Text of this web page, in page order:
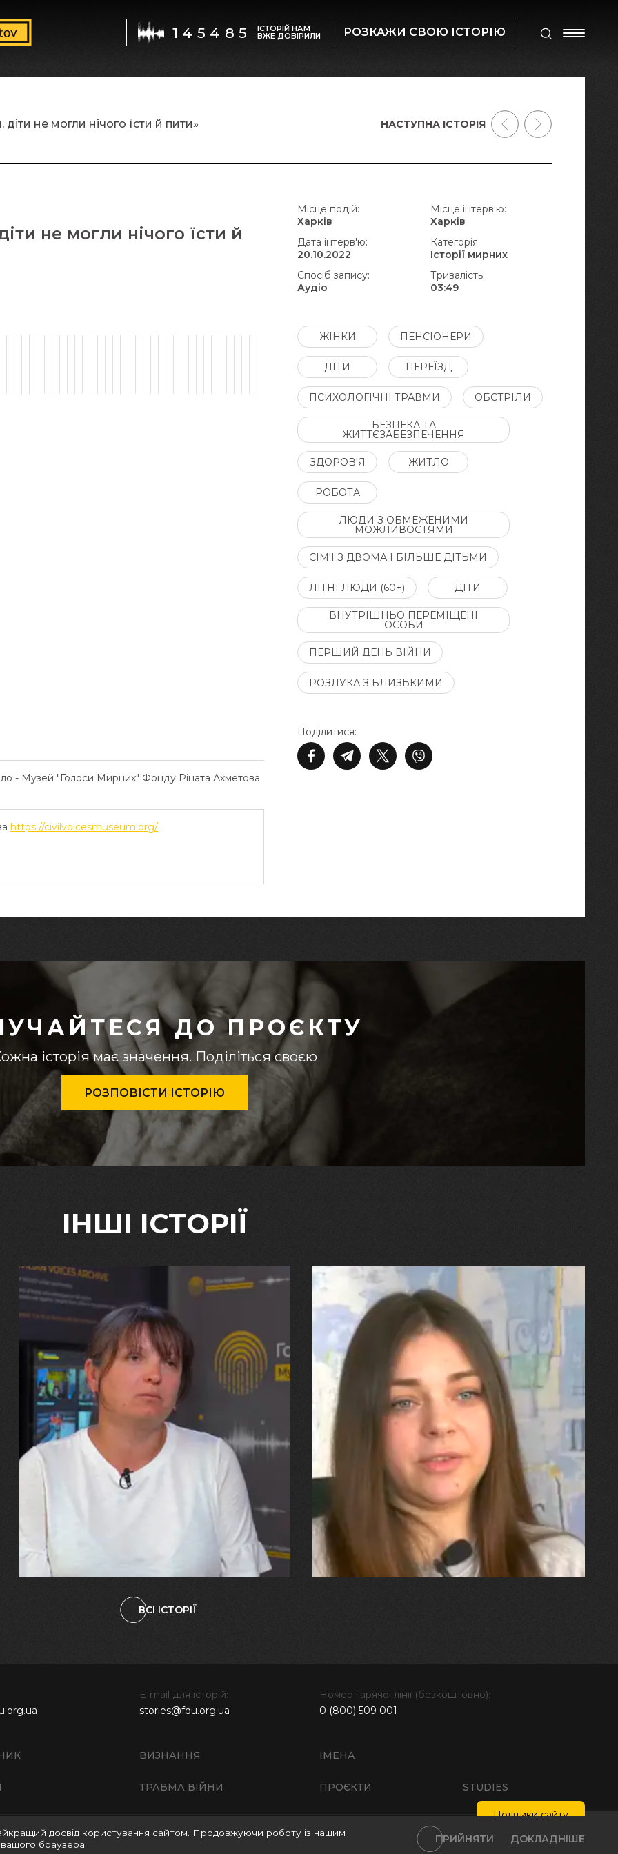
145485 ІСТОРІЙ НАМ
ВЖЕ ДОВІРИЛИ РОЗКАЖИ СВОЮ ІСТОРІЮ
не могли нічого їсти й
- Музей "Голоси Мирних" Фонду Ріната Ахметова
https://civilvoicesmuseum.org/
не могли нічого їсти й пити»
Поділитися:
Місце подій:
Харків
Місце інтерв'ю:
Харків
Дата інтерв'ю:
20.10.2022
Категорія:
Історії мирних
Спосіб запису:
Аудіо
Тривалість:
03:49
ЖІНКИ ПЕНСІОНЕРИ
ДІТИ ПЕРЕЇЗД
ПСИХОЛОГІЧНІ ТРАВМИ ОБСТРІЛИ
БЕЗПЕКА ТА
ЖИТТЄЗАБЕЗПЕЧЕННЯ
ЗДОРОВ'Я ЖИТЛО
РОБОТА
ЛЮДИ З ОБМЕЖЕНИМИ
МОЖЛИВОСТЯМИ
СІМ'Ї З ДВОМА І БІЛЬШЕ ДІТЬМИ
ЛІТНІ ЛЮДИ (60+) ДІТИ
ВНУТРІШНЬО ПЕРЕМІЩЕНІ
ОСОБИ
ПЕРШИЙ ДЕНЬ ВІЙНИ
РОЗЛУКА З БЛИЗЬКИМИ
НАСТУПНА ІСТОРІЯ
ДО ПРОЄКТУ
історія має значення. Поділіться своєю
РОЗПОВІСТИ ІСТОРІЮ
ІНШІ ІСТОРІЇ
29.07.2026
Марина, Ваїд та Аміна Харченко
"Попри всі втрати, ми не
зламалися: тепер я бачу
свого вбитого чоловіка у
наших дітях"
27.07.2026
"Я перенесла 11 операцій, та
плакала від фантомного
болю. Але маленька донька
бере за руку і змушує йти
далі"
ВСІ ІСТОРІЇ
ВИЗНАННЯ ІМЕНА
ТРАВМА ВІЙНИ ПРОЄКТИ STUDIES
E-mail для історій:
stories@fdu.org.ua
Номер гарячої лінії (безкоштовно):
0 (800) 509 001
Правила використання матеріалів веб-сайту Політика обробки персональних даних Інтелектуальна власність
досвід користування сайтом. Продовжуючи роботу із нашим
браузера.
ПРИЙНЯТИ ДОКЛАДНІШЕ
Політики сайту